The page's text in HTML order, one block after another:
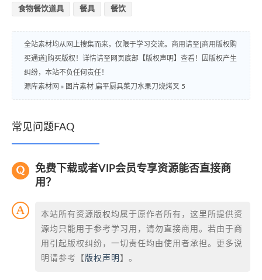
食物餐饮道具 餐具 餐饮
全站素材均从网上搜集而来，仅限于学习交流。商用请至[商用版权购
买通道]购买版权！详情请至网页底部【版权声明】查看！因版权产生
纠纷，本站不负任何责任！
源库素材网 » 图片素材 扁平厨具菜刀水果刀烧烤叉 5
常见问题FAQ
免费下载或者VIP会员专享资源能否直接商
用？
本站所有资源版权均属于原作者所有，这里所提供资
源均只能用于参考学习用，请勿直接商用。若由于商
用引起版权纠纷，一切责任均由使用者承担。更多说
明请参考【 版权声明 】。